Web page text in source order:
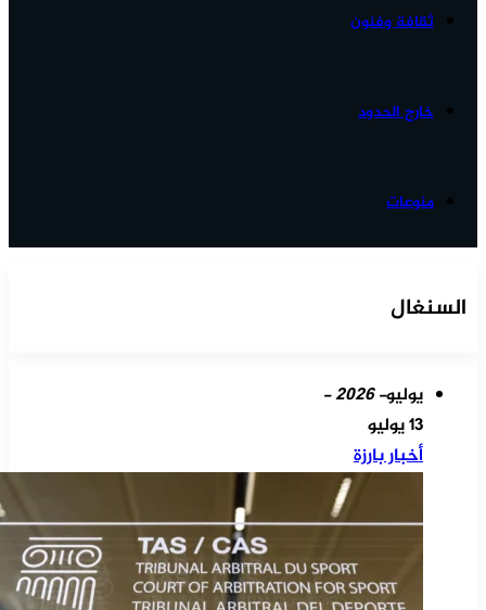
ثقافة وفنون
خارج الحدود
منوعات
السنغال
يوليو- 2026 -
13 يوليو
أخبار بارزة